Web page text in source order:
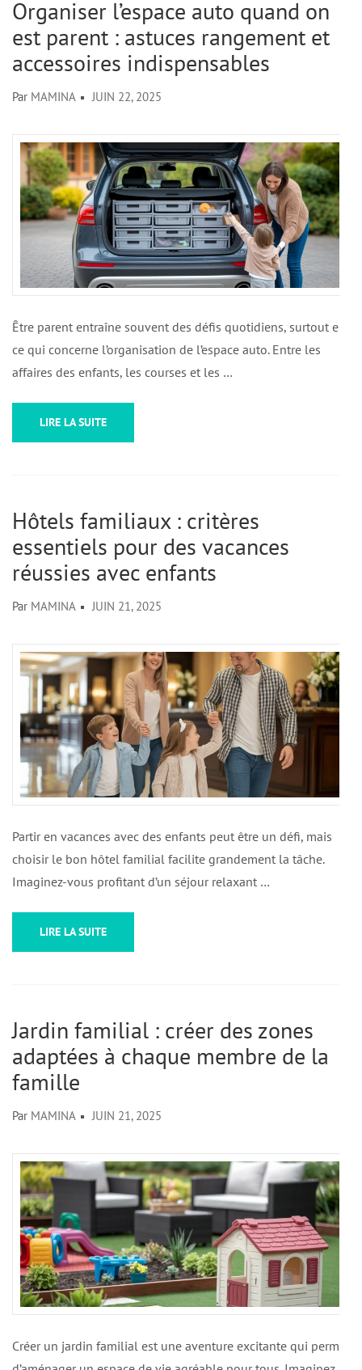
Organiser l’espace auto quand on
est parent : astuces rangement et
accessoires indispensables
Par MAMINA JUIN 22, 2025
Être parent entraîne souvent des défis quotidiens, surtout en
ce qui concerne l’organisation de l’espace auto. Entre les
affaires des enfants, les courses et les …
LIRE LA SUITE
Hôtels familiaux : critères
essentiels pour des vacances
réussies avec enfants
Par MAMINA JUIN 21, 2025
Partir en vacances avec des enfants peut être un défi, mais
choisir le bon hôtel familial facilite grandement la tâche.
Imaginez-vous profitant d’un séjour relaxant …
LIRE LA SUITE
Jardin familial : créer des zones
adaptées à chaque membre de la
famille
Par MAMINA JUIN 21, 2025
Créer un jardin familial est une aventure excitante qui permet